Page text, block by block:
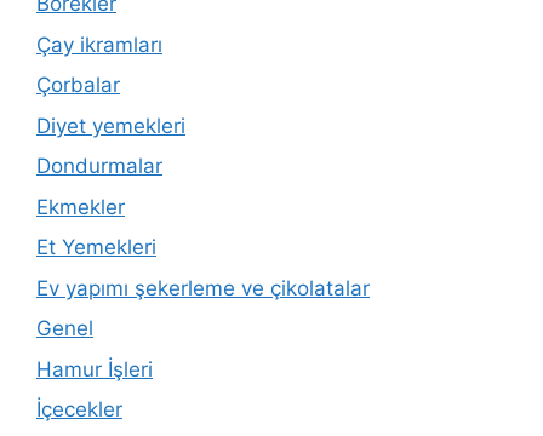
Çay ikramları
Çorbalar
Diyet yemekleri
Dondurmalar
Ekmekler
Et Yemekleri
Ev yapımı şekerleme ve çikolatalar
Genel
Hamur İşleri
İçecekler